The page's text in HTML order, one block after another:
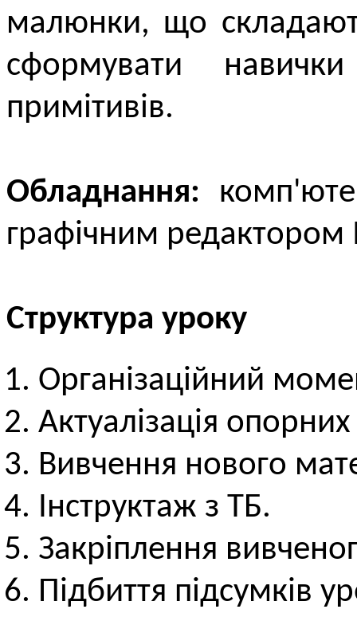
малюнки, що
сформувати
примітивів.
Обладнання:
графічним редактором
Структура уроку
Організаційний
Актуалізація
Вивчення нового
Інструктаж з ТБ.
Закріплення
Підбиття підсумків